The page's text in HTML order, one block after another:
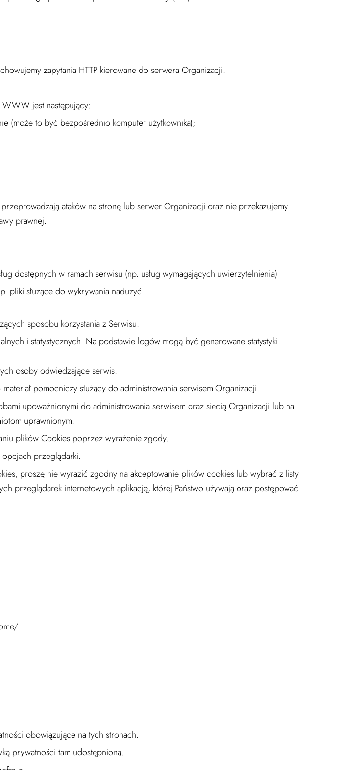
zapytania HTTP kierowane do serwera Organizacji.
jest następujący:
(może to być bezpośrednio komputer użytkownika);
ataków na stronę lub serwer Organizacji oraz nie przekazujemy
prawnej.
dostępnych w ramach serwisu (np. usług wymagających uwierzytelnienia)
pliki służące do wykrywania nadużyć
sposobu korzystania z Serwisu.
i statystycznych. Na podstawie logów mogą być generowane statystyki
osoby odwiedzające serwis.
pomocniczy służący do administrowania serwisem Organizacji.
upoważnionymi do administrowania serwisem oraz siecią Organizacji lub na
uprawnionym.
plików Cookies poprzez wyrażenie zgody.
przeglądarki.
proszę nie wyrazić zgodny na akceptowanie plików cookies lub wybrać z listy
przeglądarek internetowych aplikację, której Państwo używają oraz postępować
obowiązujące na tych stronach.
prywatności tam udostępnioną.